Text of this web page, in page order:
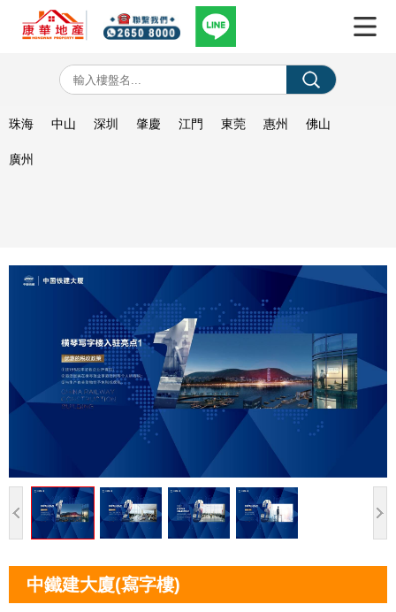
珠海 中山 深圳 肇慶 江門 東莞 惠州 佛山
廣州
中鐵建大廈(寫字樓)